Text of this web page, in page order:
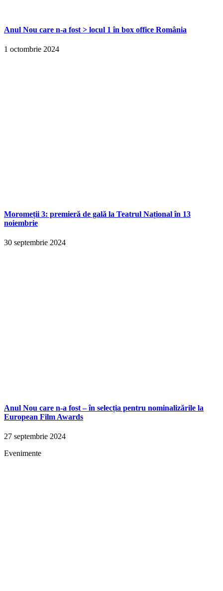
Anul Nou care n-a fost > locul 1 în box office România
1 octombrie 2024
Moromeții 3: premieră de gală la Teatrul Național în 13
noiembrie
30 septembrie 2024
Anul Nou care n-a fost – în selecția pentru nominalizările la
European Film Awards
27 septembrie 2024
Evenimente